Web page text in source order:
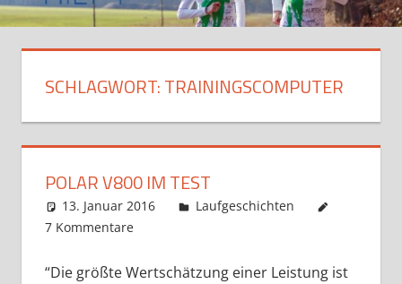
SCHLAGWORT:TRAININGSCOMPUTER
POLAR V800 IM TEST
13. Januar 2016 Markus
Laufgeschichten
7 Kommentare
“Die größte Wertschätzung einer Leistung ist